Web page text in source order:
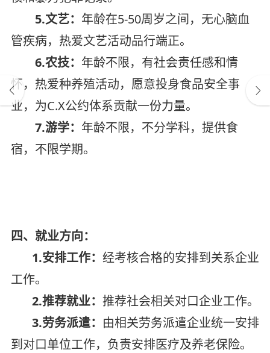
5.文艺： 年龄在5-50周岁之间，无心脑血
管疾病，热爱文艺活动品行端正。
6.农技： 年龄不限，有社会责任感和情
怀，热爱种养殖活动，愿意投身食品安全事
业，为C.X公约体系贡献一份力量。
7.游学： 年龄不限，不分学科，提供食
宿，不限学期。
四、就业方向：
1.安排工作： 经考核合格的安排到关系企业
工作。
2.推荐就业： 推荐社会相关对口企业工作。
3.劳务派遣： 由相关劳务派遣企业统一安排
到对口单位工作，负责安排医疗及养老保险。